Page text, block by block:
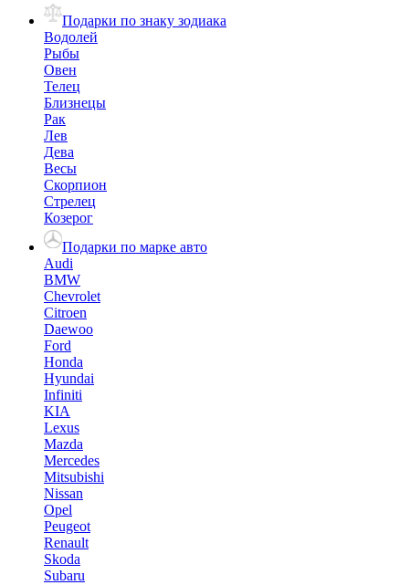
Подарки по знаку зодиака
Водолей
Рыбы
Овен
Телец
Близнецы
Рак
Лев
Дева
Весы
Скорпион
Стрелец
Козерог
Подарки по марке авто
Audi
BMW
Chevrolet
Citroen
Daewoo
Ford
Honda
Hyundai
Infiniti
KIA
Lexus
Mazda
Mercedes
Mitsubishi
Nissan
Opel
Peugeot
Renault
Skoda
Subaru